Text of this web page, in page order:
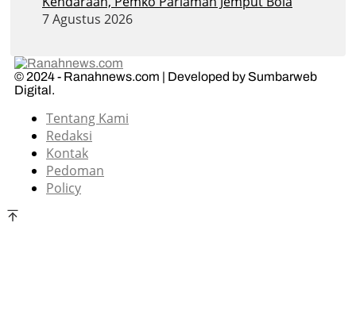
7 Agustus 2026
© 2024 - Ranahnews.com | Developed by Sumbarweb
Digital.
Tentang Kami
Redaksi
Kontak
Pedoman
Policy